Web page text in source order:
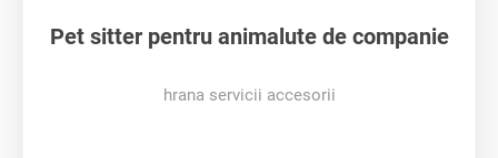
Pet sitter pentru animalute de companie
hrana servicii accesorii